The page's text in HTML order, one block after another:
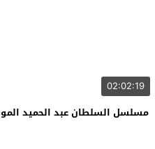
02:02:19
مسلسل السلطان عبد الحميد